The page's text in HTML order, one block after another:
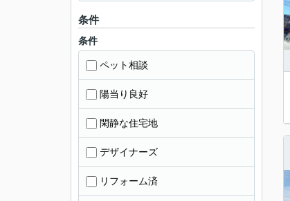
条件
条件
ペット相談
陽当り良好
閑静な住宅地
デザイナーズ
リフォーム済